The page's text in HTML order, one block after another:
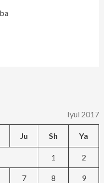
Iyul 2017
Ju Sh Ya
1 2
7 8 9